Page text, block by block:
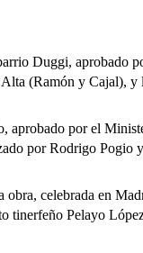
Duggi, aprobado por
Alta (Ramón y Cajal),
por el Ministerio
por Rodrigo
celebrada en
tinerfeño Pelayo